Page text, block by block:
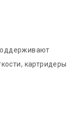
картридеры